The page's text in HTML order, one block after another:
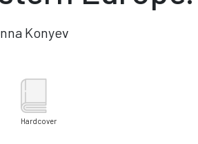
Konyev
Hardcover